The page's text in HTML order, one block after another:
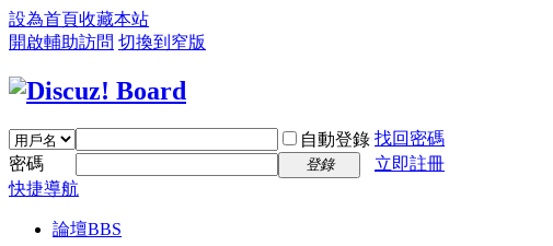
設為首頁收藏本站
開啟輔助訪問 切換到窄版
自動登錄 找回密碼
密碼
登錄
立即註冊
快捷導航
論壇BBS